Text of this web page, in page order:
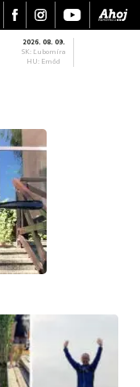
2026. 08. 09.
SK: Ľubomíra
HU: Emőd